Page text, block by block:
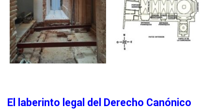
El laberinto legal del Derecho Canónico